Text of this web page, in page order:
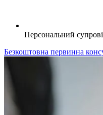
Персональний
Безкоштовна первинна